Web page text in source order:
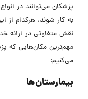
پزشکان می‌توانند در
به کار شوند، هرکدام
نقش متفاوتی در ارائه
مهم‌ترین مکان‌هایی که
می‌کنیم:
بیمارستان‌ها